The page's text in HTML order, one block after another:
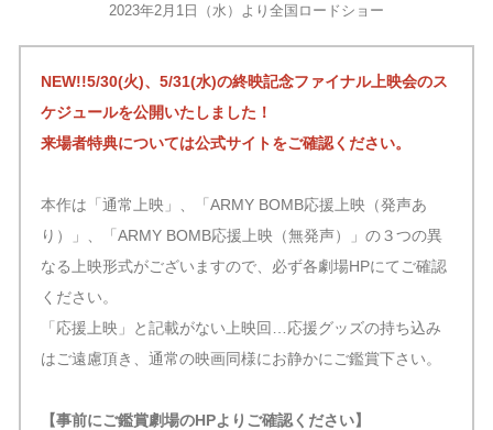
2023年2月1日（水）より全国ロードショー
NEW!!5/30(火)、5/31(水)の終映記念ファイナル上映会のス
ケジュールを公開いたしました！
来場者特典については公式サイトをご確認ください。
本作は「通常上映」、「ARMY BOMB応援上映（発声あ
り）」、「ARMY BOMB応援上映（無発声）」の３つの異
なる上映形式がございますので、必ず各劇場HPにてご確認
ください。
「応援上映」と記載がない上映回…応援グッズの持ち込み
はご遠慮頂き、通常の映画同様にお静かにご鑑賞下さい。
【事前にご鑑賞劇場のHPよりご確認ください】